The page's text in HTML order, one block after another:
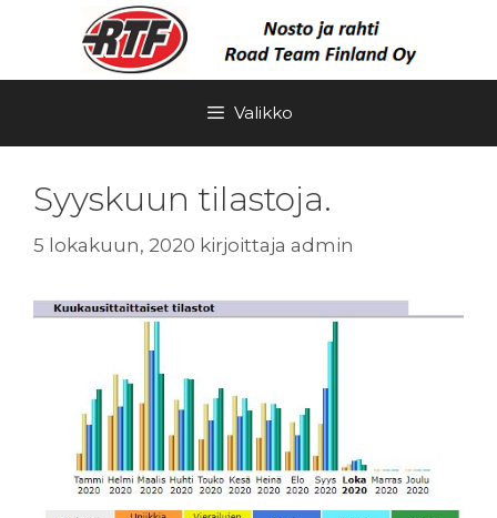
sisältöön
Valikko
Syyskuun tilastoja.
5 lokakuun, 2020 kirjoittaja admin